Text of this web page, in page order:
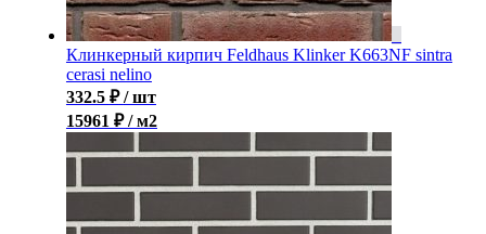
Клинкерный кирпич Feldhaus Klinker K663NF sintra
cerasi nelino
332.5 ₽ / шт
15961 ₽ / м2